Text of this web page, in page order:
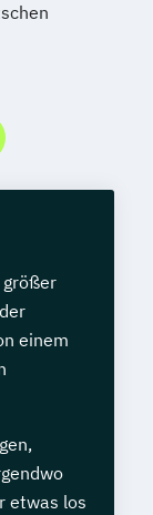
einem
etwas los